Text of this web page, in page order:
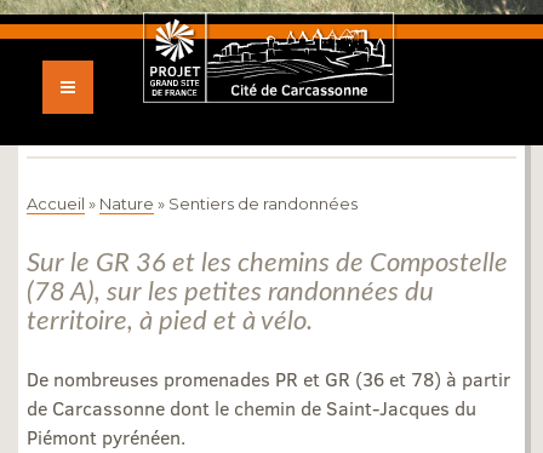
SENTIERS DE
RANDONNÉES
Accueil » Nature » Sentiers de randonnées
Sur le GR 36 et les chemins de Compostelle
(78 A), sur les petites randonnées du
territoire, à pied et à vélo.
De nombreuses promenades PR et GR (36 et 78) à partir
de Carcassonne dont le chemin de Saint-Jacques du
Piémont pyrénéen.